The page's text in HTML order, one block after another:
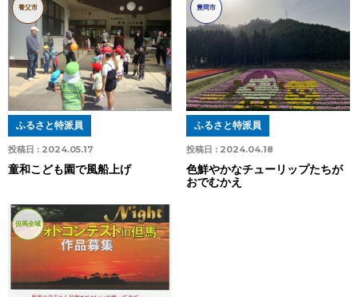
養父市
投稿日 : 2024.05.17
ふるさと特派員
童和こども園で風船上げ
豊岡市
投稿日 : 2024.04.18
ふるさと特派員
色鮮やかなチューリップたちが
おでむかえ
但馬全域